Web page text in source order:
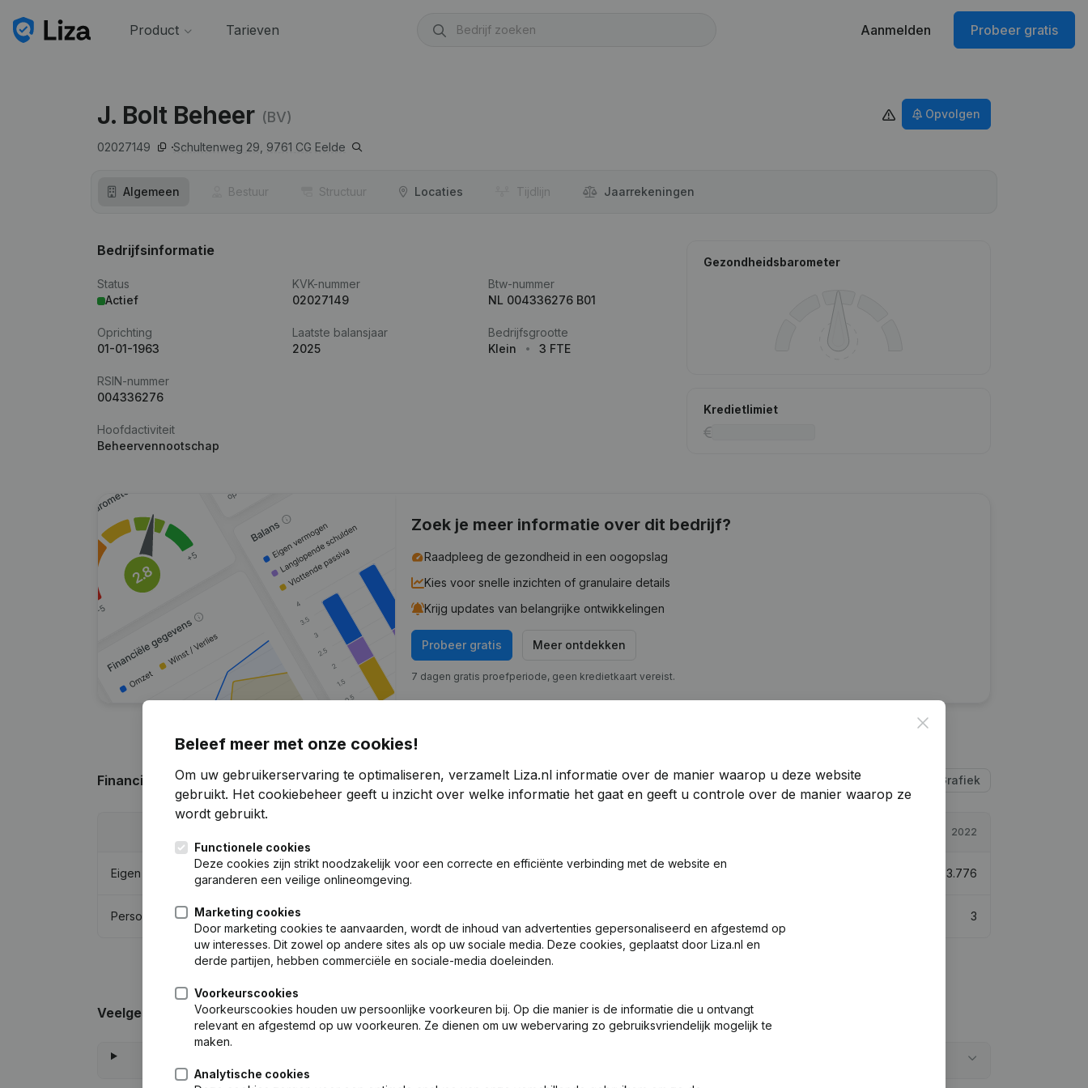
Product Tarieven Aanmelden Probeer gratis
J. Bolt Beheer (BV)
02027149 Schultenweg 29, 9761 CG Eelde
Opvolgen
Algemeen Bestuur Structuur Locaties Tijdlijn Jaar­rekeningen
Bedrijfsinformatie
Status
Actief
KVK-nummer
02027149
Btw-nummer
NL 004336276 B01
Oprichting
01-01-1963
Laatste balansjaar
2025
Bedrijfsgrootte
Klein
3 FTE
RSIN-nummer
004336276
Hoofdactiviteit
Beheervennootschap
Gezondheidsbarometer
Kredietlimiet
Zoek je meer informatie over dit bedrijf?
Raadpleeg de gezondheid in een oogopslag
Kies voor snelle inzichten of granulaire details
Krijg updates van belangrijke ontwikkelingen
Probeer gratis Meer ontdekken
7 dagen gratis proefperiode, geen kredietkaart vereist.
Financiële gegevensvan J. Bolt Beheer Grafiek
2022
Eigen vermogen 1.628.215 -2,7% 1.753.776
Personeel 3
Veelgestelde vragen
Close
Beleef meer met onze cookies!
Om uw gebruikerservaring te optimaliseren, verzamelt Liza.nl informatie over de manier waarop u deze website
gebruikt. Het cookiebeheer geeft u inzicht over welke informatie het gaat en geeft u controle over de manier waarop ze
wordt gebruikt.
Functionele cookies
Deze cookies zijn strikt noodzakelijk voor een correcte en efficiënte verbinding met de website en
garanderen een veilige onlineomgeving.
Marketing cookies
Door marketing cookies te aanvaarden, wordt de inhoud van advertenties gepersonaliseerd en afgestemd op
uw interesses. Dit zowel op andere sites als op uw sociale media. Deze cookies, geplaatst door Liza.nl en
derde partijen, hebben commerciële en sociale-media doeleinden.
Voorkeurscookies
Voorkeurscookies houden uw persoonlijke voorkeuren bij. Op die manier is de informatie die u ontvangt
relevant en afgestemd op uw voorkeuren. Ze dienen om uw webervaring zo gebruiksvriendelijk mogelijk te
maken.
Analytische cookies